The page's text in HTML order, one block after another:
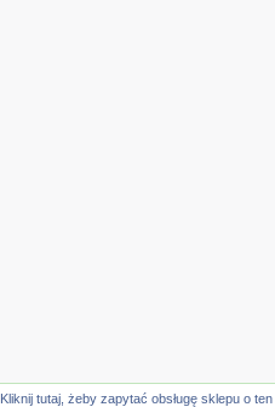
Kliknij tutaj, żeby zapytać obsługę sklepu o